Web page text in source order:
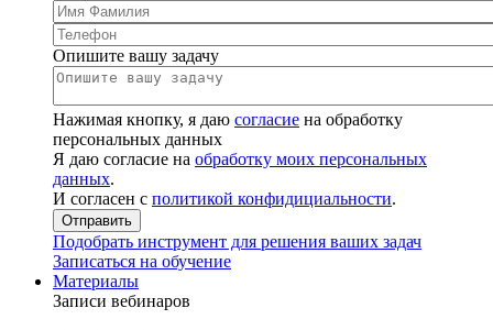
Опишите вашу задачу
Нажимая кнопку, я даю согласие на обработку
персональных данных
Я даю согласие на обработку моих персональных
данных.
И согласен с политикой конфидициальности.
Подобрать инструмент для решения ваших задач
Записаться на обучение
Материалы
Записи вебинаров